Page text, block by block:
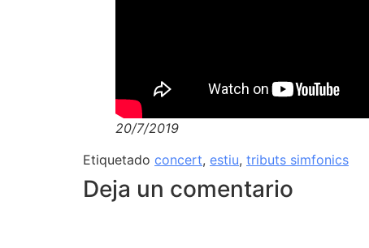
20/7/2019
Etiquetado concert, estiu, tributs simfonics
Deja un comentario